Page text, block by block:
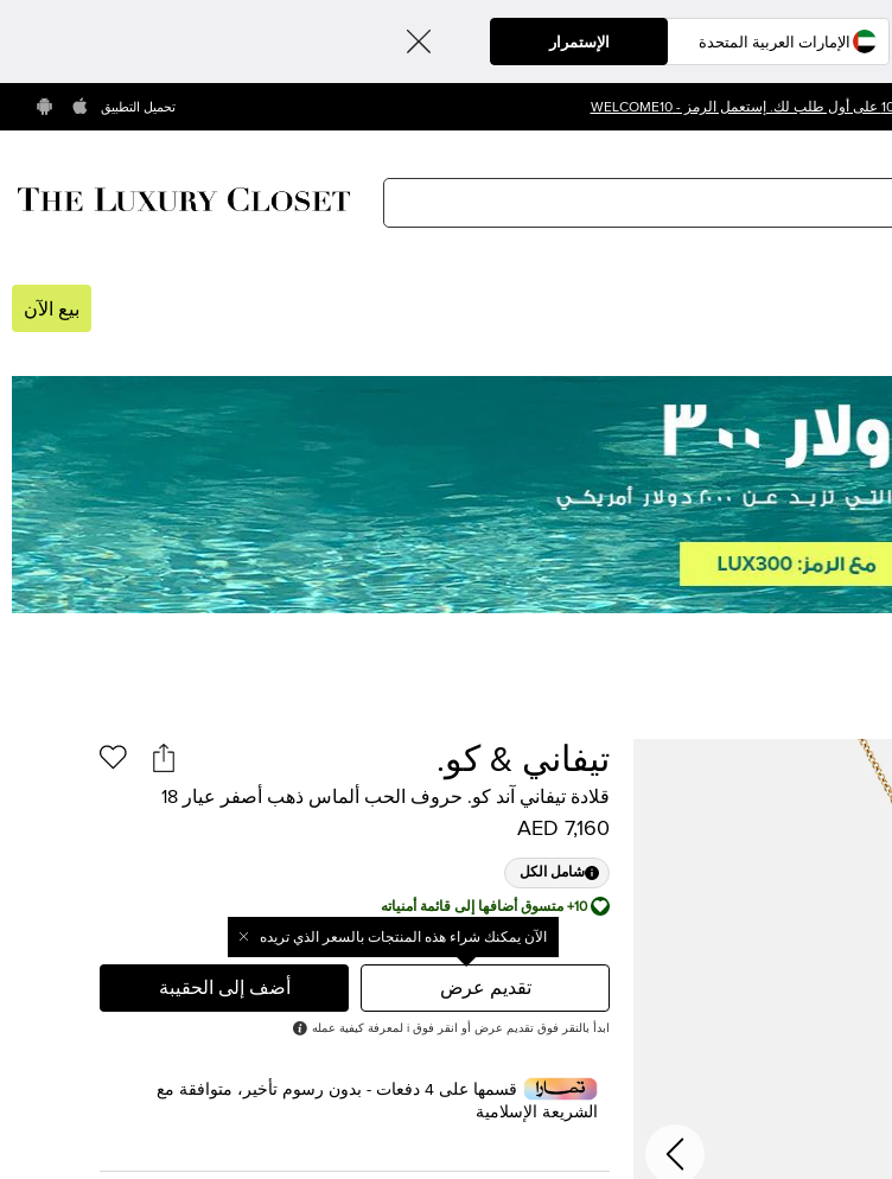
الإستمرار
تحميل التطبيق
بيع الآن
تيفاني & كو.
قلادة تيفاني آند كو. حروف الحب ألماس ذهب أصفر عيار 18
7,160 AED
شامل الكل
10+ متسوق أضافها إلى قائمة أمنياته
الآن يمكنك شراء هذه المنتجات بالسعر الذي تريده
تقديم عرض أضف إلى الحقيبة
ابدأ بالنقر فوق تقديم عرض أو انقر فوق i لمعرفة كيفية عمله
قسمها على 4 دفعات - بدون رسوم تأخير، متوافقة مع
الشريعة الإسلامية